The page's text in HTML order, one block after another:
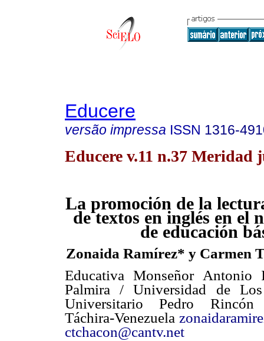
Educere
versão impressa ISSN 1316-
Educere v.11 n.37 Meridad
La promoción de la
de textos en inglés en el
de educación
Zonaida Ramírez* y Carmen
Educativa Monseñor Antonio
Palmira / Universidad de
Universitario Pedro
Táchira-Venezuela
ctchacon@cantv.net